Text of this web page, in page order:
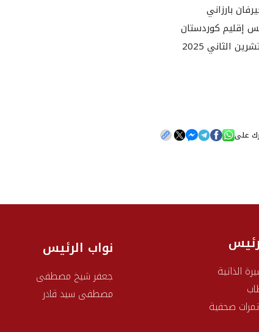
بارزاني
إقليم كوردستان
على
الذاتية
صحفية
نواب الرئيس
جعفر شيخ مصطفى
مصطفى سيد قادر